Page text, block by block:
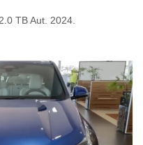
TB Aut. 2024.